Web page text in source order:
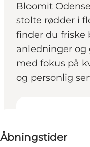
Bloomit
stolte rødder i
finder du friske
anledninger og
med fokus på
og personlig
Åbningstider
Besøg